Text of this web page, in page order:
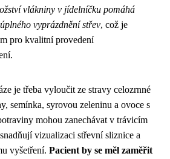
vlákniny v jídelníčku pomáhá
vyprázdnění střev, což je
pro kvalitní provedení
je třeba vyloučit ze stravy celozrnné
semínka, syrovou zeleninu a ovoce s
mohou zanechávat v trávicím
vizualizaci střevní sliznice a
vyšetření. Pacient by se měl zaměřit